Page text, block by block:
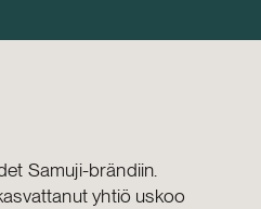
Samuji-brändiin.
yhtiö uskoo